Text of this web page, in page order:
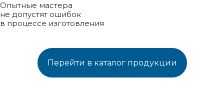
Опытные мастера
не допустят ошибок
в процессе изготовления
Перейти в каталог продукции